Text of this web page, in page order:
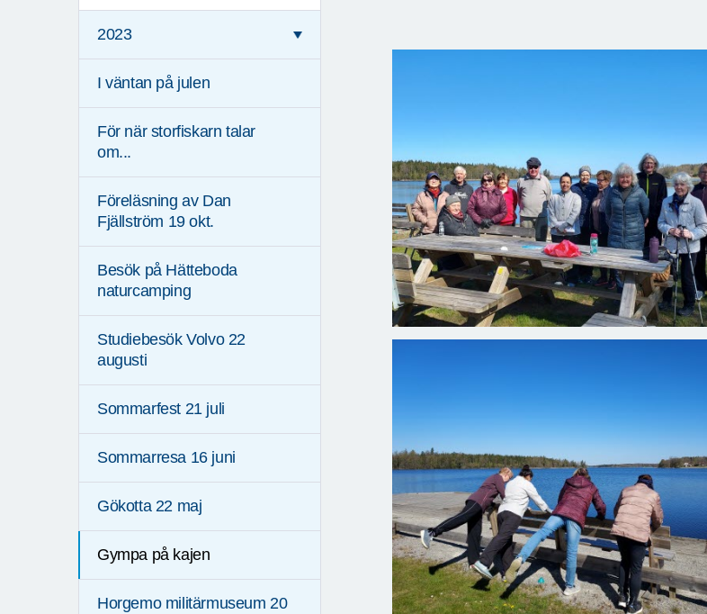
2023
I väntan på julen
För när storfiskarn talar
om...
Föreläsning av Dan
Fjällström 19 okt.
Besök på Hätteboda
naturcamping
Studiebesök Volvo 22
augusti
Sommarfest 21 juli
Sommarresa 16 juni
Gökotta 22 maj
Gympa på kajen
Horgemo militärmuseum 20